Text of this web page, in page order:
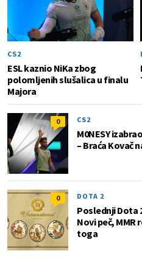
CS2
ESL kaznio NiKa zbog
polomljenih slušalica u finalu
Majora
0 CS2
M0NESY
– Braća Kovač
0 DOTA 2
Poslednji Dota
Novi peč, MMR
toga